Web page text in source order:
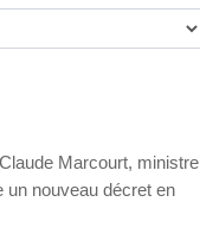
Marcourt, ministre
un nouveau décret en